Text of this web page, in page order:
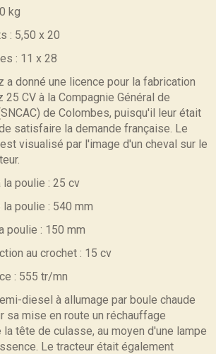
kg
: 5,50 x 20
: 11 x 28
a donné une licence pour la fabrication
25 CV à la Compagnie Général de
de Colombes, puisqu'il leur était
satisfaire la demande française. Le
visualisé par l'image d'un cheval sur le
poulie : 25 cv
poulie : 540 mm
poulie : 150 mm
au crochet : 15 cv
: 555 tr/mn
diesel à allumage par boule chaude
sa mise en route un réchauffage
la tête de culasse, au moyen d'une lampe
Le tracteur était également